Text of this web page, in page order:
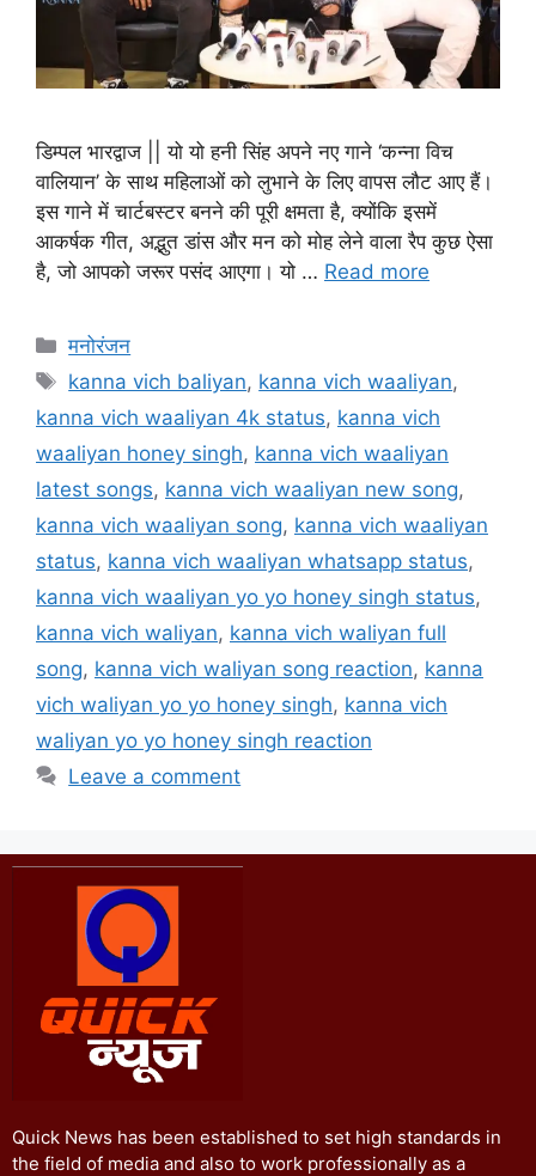
डिम्पल भारद्वाज || यो यो हनी सिंह अपने नए गाने ‘कन्ना विच
वालियान’ के साथ महिलाओं को लुभाने के लिए वापस लौट आए हैं।
इस गाने में चार्टबस्टर बनने की पूरी क्षमता है, क्योंकि इसमें
आकर्षक गीत, अद्भुत डांस और मन को मोह लेने वाला रैप कुछ ऐसा
है, जो आपको जरूर पसंद आएगा। यो … Read more
मनोरंजन
kanna vich baliyan, kanna vich waaliyan,
kanna vich waaliyan 4k status, kanna vich
waaliyan honey singh, kanna vich waaliyan
latest songs, kanna vich waaliyan new song,
kanna vich waaliyan song, kanna vich waaliyan
status, kanna vich waaliyan whatsapp status,
kanna vich waaliyan yo yo honey singh status,
kanna vich waliyan, kanna vich waliyan full
song, kanna vich waliyan song reaction, kanna
vich waliyan yo yo honey singh, kanna vich
waliyan yo yo honey singh reaction
Leave a comment
Quick News has been established to set high standards in
the field of media and also to work professionally as a